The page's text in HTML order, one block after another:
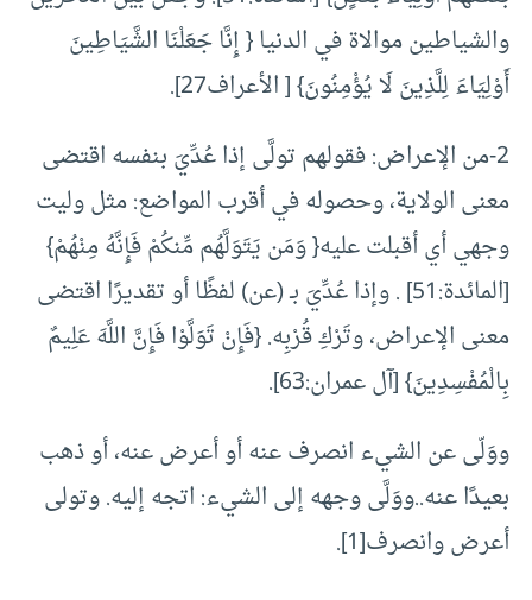
والشياطين موالاة في الدنيا { إِنَّا جَعَلْنَا الشَّيَاطِينَ
أَوْلِيَاءَ لِلَّذِينَ لَا يُؤْمِنُونَ} [ الأعراف27].
2-من الإعراض: فقولهم تولَّى إذا عُدِّيَ بنفسه اقتضى
معنى الولاية، وحصوله في أقرب المواضع: مثل وليت
وجهي أي أقبلت عليه{ وَمَن يَتَوَلَّهُم مِّنكُمْ فَإِنَّهُ مِنْهُمْ}
[المائدة:51] . وإذا عُدِّيَ بـ (عن) لفظًا أو تقديرًا اقتضى
معنى الإعراض، وتَرْكِ قُرْبِه. {فَإِنْ تَوَلَّوْا فَإِنَّ اللَّهَ عَلِيمٌ
بِالْمُفْسِدِينَ} [آل عمران:63].
ووَلّى عن الشيء انصرف عنه أو أعرض عنه، أو ذهب
بعيدًا عنه..ووَلَّى وجهه إلى الشيء: اتجه إليه. وتولى
أعرض وانصرف[1]
.